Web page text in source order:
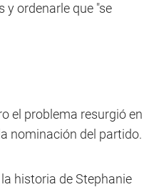
y ordenarle que "se
el problema resurgió en
nominación del partido.
historia de Stephanie